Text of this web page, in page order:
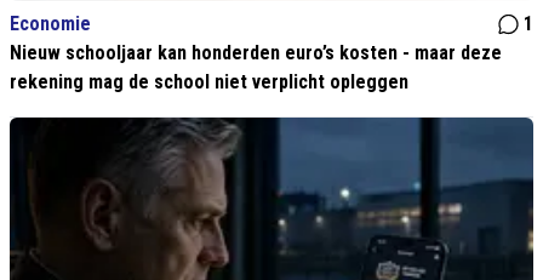
Economie
1
Nieuw schooljaar kan honderden euro’s kosten - maar deze
rekening mag de school niet verplicht opleggen